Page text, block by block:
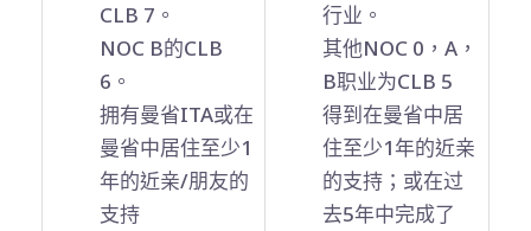
CLB 7。
NOC B的CLB
6。
拥有曼省ITA或在
曼省中居住至少1
年的近亲/朋友的
支持
行业。
其他NOC 0，A，
B职业为CLB 5
得到在曼省中居
住至少1年的近亲
的支持；或在过
去5年中完成了